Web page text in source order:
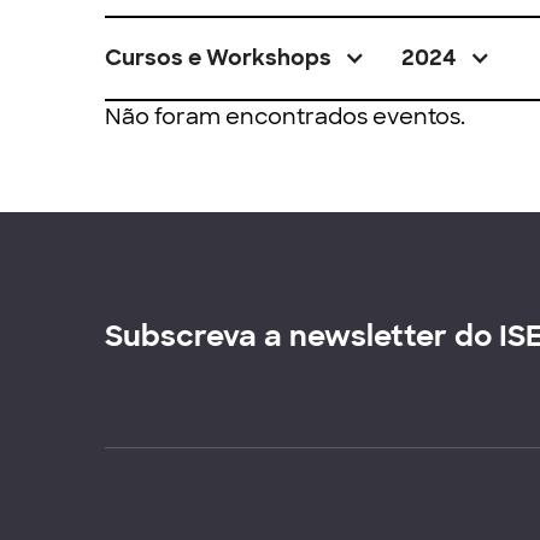
Cursos e Workshops 2024
Não foram encontrados eventos.
Subscreva a newsletter do